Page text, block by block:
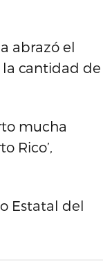
abrazó el
la cantidad de
mucha
Rico’,
Estatal del